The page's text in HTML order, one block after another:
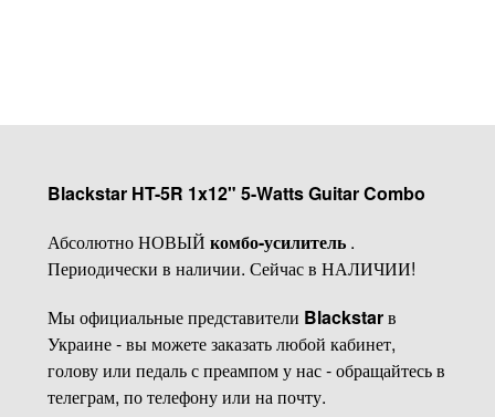
Blackstar HT-5R 1x12" 5-Watts Guitar Combo
Абсолютно НОВЫЙ комбо-усилитель .
Периодически в наличии. Сейчас в НАЛИЧИИ!
Мы официальные представители Blackstarв
Украине - вы можете заказать любой кабинет,
голову или педаль с преампом у нас - обращайтесь в
телеграм, по телефону или на почту.